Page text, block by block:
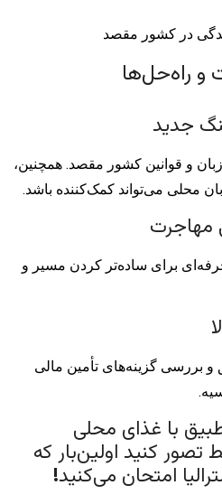
در کشور مقصد
راه‌حل‌ها
و قوانین کشور مقصد. همچنین،
محلی می‌تواند کمک‌کننده باشد.
برای ساده‌تر کردن مسیر و
و بررسی گزینه‌های تأمین مالی
با غذای محلی
کنید اولین‌بار که
امتحان می‌کنید!